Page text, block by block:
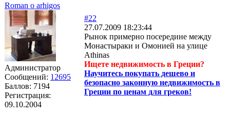
Roman o arhigos
Администратор
Сообщений: 12695
Баллов: 7194
Регистрация:
09.10.2004
#22
27.07.2009 18:23:44
Рынок примерно посередине между
Монастыраки и Омонией на улице
Athinas
Ищете недвижимость в Греции?
Научитесь покупать дешево и
безопасно законную недвижимость в
Греции по ценам для греков!